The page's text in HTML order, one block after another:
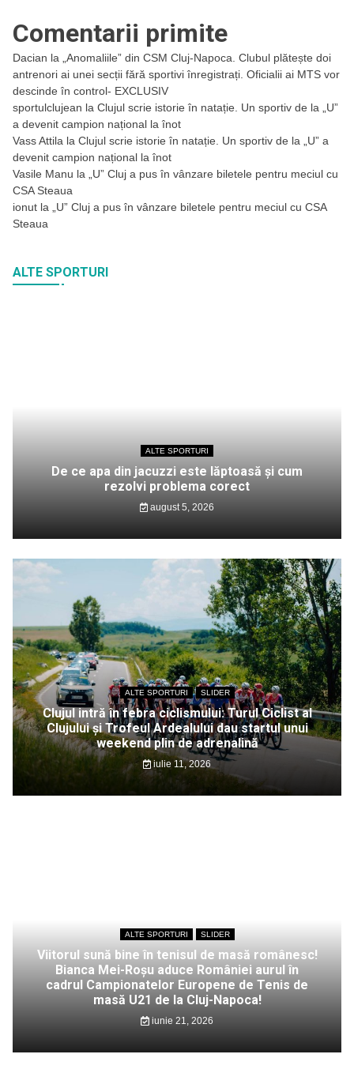
Comentarii primite
Dacian la
„Anomaliile” din CSM Cluj-Napoca. Clubul plătește doi
antrenori ai unei secții fără sportivi înregistrați. Oficialii ai MTS vor
descinde în control- EXCLUSIV
sportulclujean la Clujul scrie istorie în natație. Un sportiv de la „U”
a devenit campion național la înot
Vass Attila la Clujul scrie istorie în natație. Un sportiv de la „U” a
devenit campion național la înot
Vasile Manu la
„U” Cluj a pus în vânzare biletele pentru meciul cu
CSA Steaua
ionut la
„U” Cluj a pus în vânzare biletele pentru meciul cu CSA
Steaua
ALTE SPORTURI
ALTE SPORTURI
De ce apa din jacuzzi este lăptoasă și cum
rezolvi problema corect
august 5, 2026
ALTE SPORTURI SLIDER
Clujul intră în febra ciclismului: Turul Ciclist al
Clujului și Trofeul Ardealului dau startul unui
weekend plin de adrenalină
iulie 11, 2026
ALTE SPORTURI SLIDER
Viitorul sună bine în tenisul de masă românesc!
Bianca Mei-Roșu aduce României aurul în
cadrul Campionatelor Europene de Tenis de
masă U21 de la Cluj-Napoca!
iunie 21, 2026